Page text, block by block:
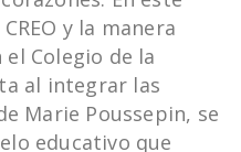
y la manera
Colegio de la
al integrar las
Marie Poussepin, se
educativo que